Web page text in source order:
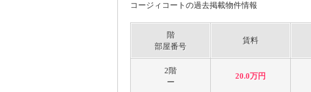
コージィコートの過去掲載物件情報
階
部屋番号
賃料
2階
ー
20.0万円